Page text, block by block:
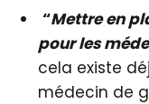
“Mettre en
pour les
cela existe
médecin de